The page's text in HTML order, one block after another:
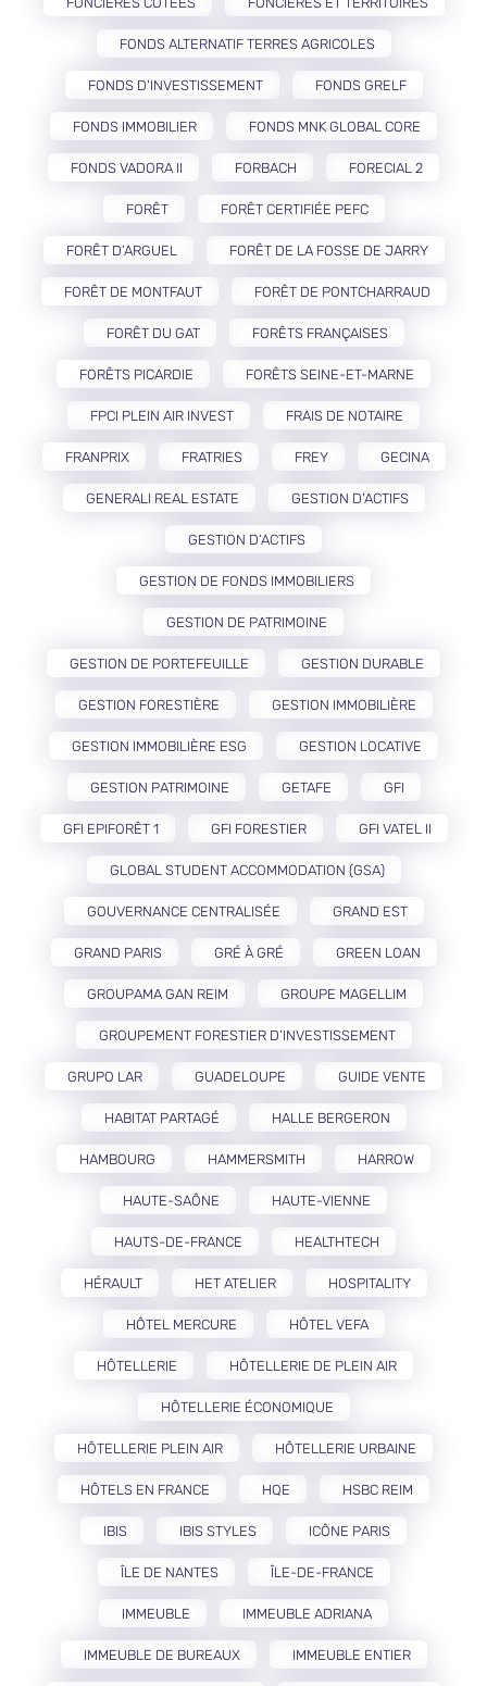
FONDS ALTERNATIF TERRES AGRICOLES
FONDS D'INVESTISSEMENT FONDS GRELF
FONDS IMMOBILIER FONDS MNK GLOBAL CORE
FONDS VADORA II FORBACH FORECIAL 2
FORÊT FORÊT CERTIFIÉE PEFC
FORÊT D’ARGUEL FORÊT DE LA FOSSE DE JARRY
FORÊT DE MONTFAUT FORÊT DE PONTCHARRAUD
FORÊT DU GAT FORÊTS FRANÇAISES
FORÊTS PICARDIE FORÊTS SEINE-ET-MARNE
FPCI PLEIN AIR INVEST FRAIS DE NOTAIRE
FRANPRIX FRATRIES FREY GECINA
GENERALI REAL ESTATE GESTION D'ACTIFS
GESTION D’ACTIFS
GESTION DE FONDS IMMOBILIERS
GESTION DE PATRIMOINE
GESTION DE PORTEFEUILLE GESTION DURABLE
GESTION FORESTIÈRE GESTION IMMOBILIÈRE
GESTION IMMOBILIÈRE ESG GESTION LOCATIVE
GESTION PATRIMOINE GETAFE GFI
GFI EPIFORÊT 1 GFI FORESTIER GFI VATEL II
GLOBAL STUDENT ACCOMMODATION (GSA)
GOUVERNANCE CENTRALISÉE GRAND EST
GRAND PARIS GRÉ À GRÉ GREEN LOAN
GROUPAMA GAN REIM GROUPE MAGELLIM
GROUPEMENT FORESTIER D’INVESTISSEMENT
GRUPO LAR GUADELOUPE GUIDE VENTE
HABITAT PARTAGÉ HALLE BERGERON
HAMBOURG HAMMERSMITH HARROW
HAUTE-SAÔNE HAUTE-VIENNE
HAUTS-DE-FRANCE HEALTHTECH
HÉRAULT HET ATELIER HOSPITALITY
HÔTEL MERCURE HÔTEL VEFA
HÔTELLERIE HÔTELLERIE DE PLEIN AIR
HÔTELLERIE ÉCONOMIQUE
HÔTELLERIE PLEIN AIR HÔTELLERIE URBAINE
HÔTELS EN FRANCE HQE HSBC REIM
IBIS IBIS STYLES ICÔNE PARIS
ÎLE DE NANTES ÎLE-DE-FRANCE
IMMEUBLE IMMEUBLE ADRIANA
IMMEUBLE DE BUREAUX IMMEUBLE ENTIER